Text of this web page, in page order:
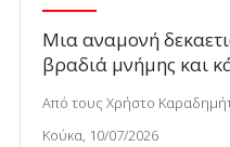
Μια αναμονή
βραδιά μνήμης και
Από τους Χρήστο
Κούκα, 10/07/2026